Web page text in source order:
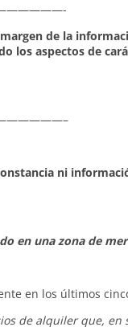
de la
los aspectos de
ni
en una zona de
en los últimos
de alquiler que, en